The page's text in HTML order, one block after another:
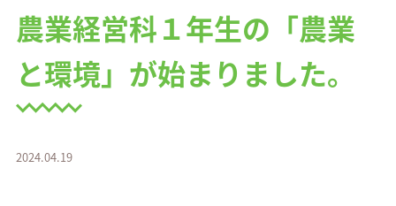
農業経営科１年生の「農業
と環境」が始まりました。
2024.04.19